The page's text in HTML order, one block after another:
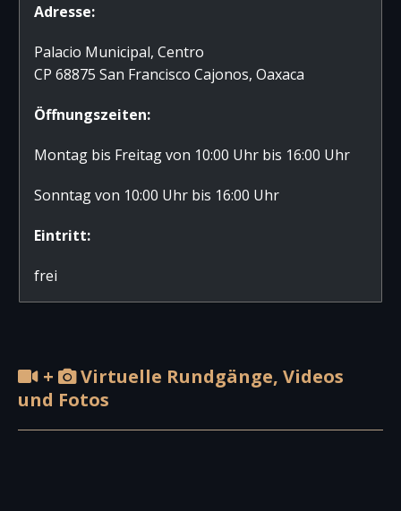
Adresse:
Palacio Municipal, Centro
CP 68875 San Francisco Cajonos, Oaxaca
Öffnungszeiten:
Montag bis Freitag von 10:00 Uhr bis 16:00 Uhr
Sonntag von 10:00 Uhr bis 16:00 Uhr
Eintritt:
frei
+
Virtuelle Rundgänge, Videos
und Fotos